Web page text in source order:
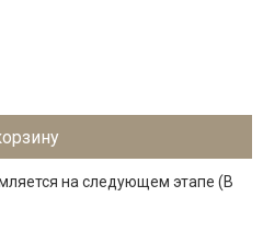
на следующем этапе (В